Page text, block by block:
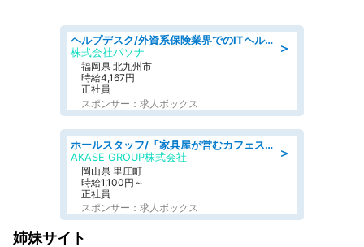
＞
ヘルプデスク/外資系保険業界でのITヘルプデスク業務/駅近/即日勤務可/ヘルプデスク
株式会社パソナ
福岡県 北九州市
時給4,167円
正社員
スポンサー：求人ボックス
＞
ホールスタッフ/「家具屋が営むカフェスタッフ!」週2日～OK!嬉しいまかない付き/岡山県/浅口郡里庄町
AKASE GROUP株式会社
岡山県 里庄町
時給1,100円～
正社員
スポンサー：求人ボックス
姉妹サイト